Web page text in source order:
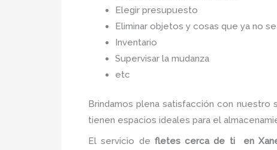
Elegir presupuesto
Eliminar objetos y cosas que ya no
Inventario
Supervisar la mudanza
etc
Brindamos plena satisfacción con nuestro
tienen espacios ideales para el
El servicio de fletes cerca de ti en